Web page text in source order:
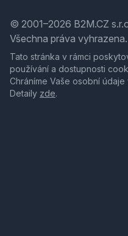
© 2001–2026 B2M.CZ
Všechna práva vyhrazena.
Tato stránka v rámci
používání a dostupnosti
Chráníme Vaše osobní
Detaily zde.